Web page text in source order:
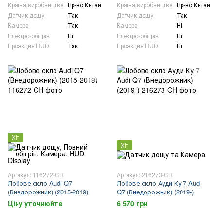
Країна виробництва Пр-во Китай
Датчик дощу
Так
Камера
Так
Електро-обігрів
Ні
Проэкция HUD
Так
Країна виробництва Пр-во Китай
Датчик дощу
Так
Камера
Ні
Електро-обігрів
Ні
Проэкция HUD
Ні
Хіт
Артикул: 116272-CH
Лобове скло Audi Q7
(Внедорожник) (2015-2019)
Ціну уточнюйте
Хіт
Артикул: 216273-CH
Лобове скло Ауди Ку 7 Audi
Q7 (Внедорожник) (2019-)
6 570 грн